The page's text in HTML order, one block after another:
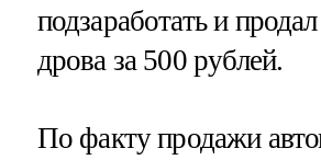
подзаработать и
дрова за 500 рублей.
По факту продажи